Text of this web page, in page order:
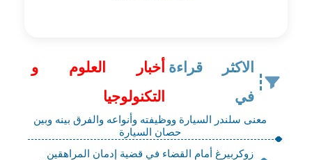
الاكثر قراءة
في
أخبار العلوم و
التكنولوجيا
معنى سلندر السيارة ووظيفته وأنواعه والفرق بينه وبين
حصان السيارة
زوكربيرغ أمام القضاء في قضية إدمان المراهقين